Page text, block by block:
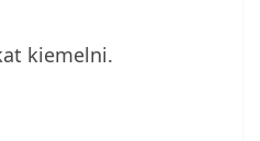
kiemelni.